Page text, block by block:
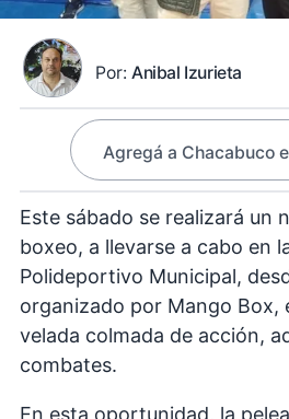
Por: Anibal Izurieta
Agregá a Chacabuco
Este sábado se realizará un
boxeo, a llevarse a cabo en
Polideportivo Municipal,
organizado por Mango Box,
velada colmada de acción,
combates.